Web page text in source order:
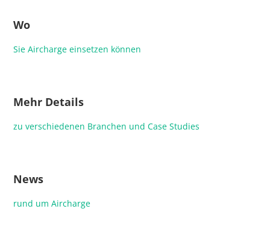
Wo
Sie Aircharge einsetzen können
Mehr Details
zu verschiedenen Branchen und Case Studies
News
rund um Aircharge